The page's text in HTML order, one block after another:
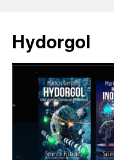
springen
Hydorgol